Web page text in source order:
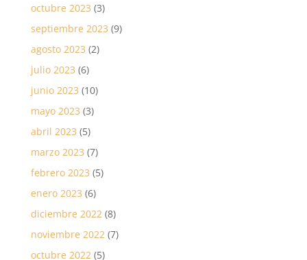
octubre 2023 (3)
septiembre 2023 (9)
agosto 2023 (2)
julio 2023 (6)
junio 2023 (10)
mayo 2023 (3)
abril 2023 (5)
marzo 2023 (7)
febrero 2023 (5)
enero 2023 (6)
diciembre 2022(8)
noviembre 2022(7)
octubre 2022(5)